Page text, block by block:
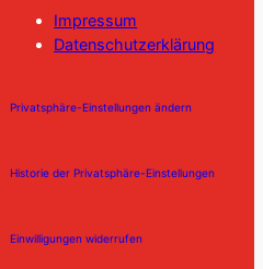
Impressum
Datenschutzerklärung
Privatsphäre-Einstellungen ändern
Historie der Privatsphäre-Einstellungen
Einwilligungen widerrufen